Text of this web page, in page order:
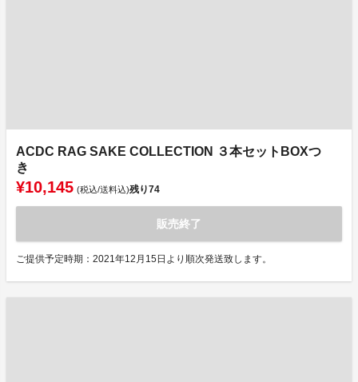
ACDC RAG SAKE COLLECTION ３本セットBOXつ
き
¥10,145 (税込/送料込)残り74
販売終了
ご提供予定時期：2021年12月15日より順次発送致します。